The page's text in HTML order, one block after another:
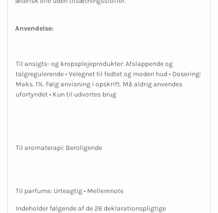
Anvendelse:
Til ansigts- og kropsplejeprodukter: Afslappende og
talgregulerende • Velegnet til fedtet og moden hud • Dosering:
Maks. 1%. Følg anvisning i opskrift. Må aldrig anvendes
ufortyndet • Kun til udvortes brug
Til aromaterapi: Beroligende
Til parfume: Urteagtig • Mellemnote
Indeholder følgende af de 26 deklarationspligtige